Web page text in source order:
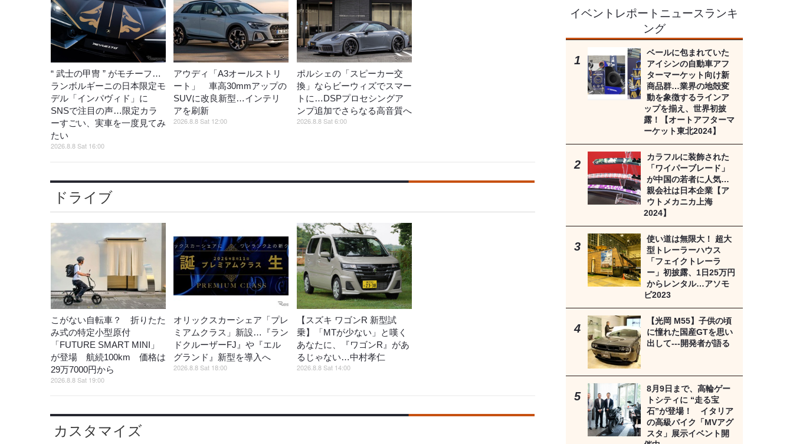
“ 武士の甲冑 ” がモチーフ…
ランボルギーニの日本限定モ
デル「インパヴィド」に
SNSで注目の声…限定カラ
ーすごい、実車を一度見てみ
たい
2026.8.8 Sat 16:00
アウディ「A3オールストリ
ート」 車高30mmアップの
SUVに改良新型…インテリ
アを刷新
2026.8.8 Sat 12:00
ポルシェの「スピーカー交
換」ならビーウィズでスマー
トに…DSPプロセシングア
ンプ追加でさらなる高音質へ
2026.8.8 Sat 6:00
ドライブ
こがない自転車？ 折りたた
み式の特定小型原付
「FUTURE SMART MINI」
が登場 航続100km 価格は
29万7000円から
2026.8.8 Sat 19:00
オリックスカーシェア「プレ
ミアムクラス」新設…『ラン
ドクルーザーFJ』や『エル
グランド』新型を導入へ
2026.8.8 Sat 18:00
【スズキ ワゴンR 新型試
乗】「MTが少ない」と嘆く
あなたに、『ワゴンR』があ
るじゃない…中村孝仁
2026.8.8 Sat 14:00
カスタマイズ
イベントレポートニュースランキ
ング
ベールに包まれていた
アイシンの自動車アフ
ターマーケット向け新
商品群…業界の地殻変
動を象徴するラインア
ップを揃え、世界初披
露！【オートアフターマ
ーケット東北2024】
カラフルに装飾された
「ワイパーブレード」
が中国の若者に人気…
親会社は日本企業【ア
ウトメカニカ上海
2024】
使い道は無限大！ 超大
型トレーラーハウス
「フェイクトレーラ
ー」初披露、1日25万円
からレンタル…アソモ
ビ2023
【光岡 M55】子供の頃
に憧れた国産GTを思い
出して---開発者が語る
8月9日まで、高輪ゲー
トシティに “走る宝
石”が登場！ イタリア
の高級バイク「MVアグ
スタ」展示イベント開